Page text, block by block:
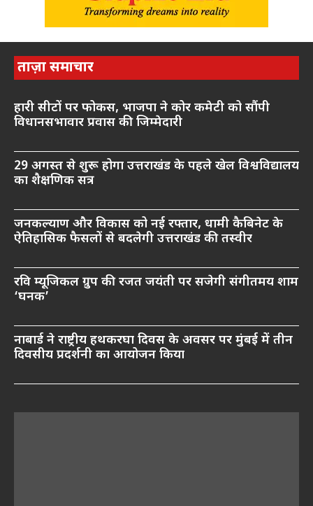
ताज़ा समाचार
हारी सीटों पर फोकस, भाजपा ने कोर कमेटी को सौंपी
विधानसभावार प्रवास की जिम्मेदारी
29 अगस्त से शुरू होगा उत्तराखंड के पहले खेल विश्वविद्यालय
का शैक्षणिक सत्र
जनकल्याण और विकास को नई रफ्तार, धामी कैबिनेट के
ऐतिहासिक फैसलों से बदलेगी उत्तराखंड की तस्वीर
रवि म्यूजिकल ग्रुप की रजत जयंती पर सजेगी संगीतमय शाम
‘घनक’
नाबार्ड ने राष्ट्रीय हथकरघा दिवस के अवसर पर मुंबई में तीन
दिवसीय प्रदर्शनी का आयोजन किया